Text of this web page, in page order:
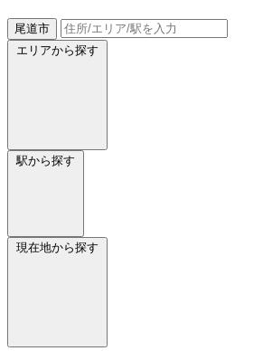
尾道市
エリアから探す
駅から探す
現在地から探す